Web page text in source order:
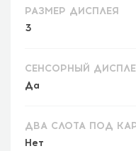
РАЗМЕР ДИСПЛЕЯ
3
СЕНСОРНЫЙ
Да
ДВА СЛОТА ПОД
Нет